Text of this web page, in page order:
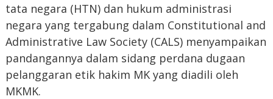
tata negara (HTN) dan hukum administrasi
negara yang tergabung dalam Constitutional and
Administrative Law Society (CALS) menyampaikan
pandangannya dalam sidang perdana dugaan
pelanggaran etik hakim MK yang diadili oleh
MKMK.